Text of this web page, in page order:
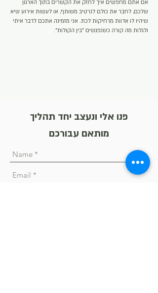
אם אתם מחפשים איך לחזק את הקשרים בתוך הארגון
שלכם, לחבר את כולם לנרטיב משותף, או לעשות אירוע שיא
שיהיו לו אדוות מרחיקות לכת. אני מזמינה אתכם לדבר איתי
ולגלות מה קורה כשנפגשים "בין הקולות".
פנו אלי ונעצב יחד תהליך
מותאם עבורכם